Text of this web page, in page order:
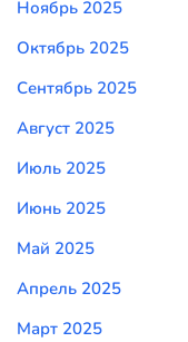
Ноябрь 2025
Октябрь 2025
Сентябрь 2025
Август 2025
Июль 2025
Июнь 2025
Май 2025
Апрель 2025
Март 2025